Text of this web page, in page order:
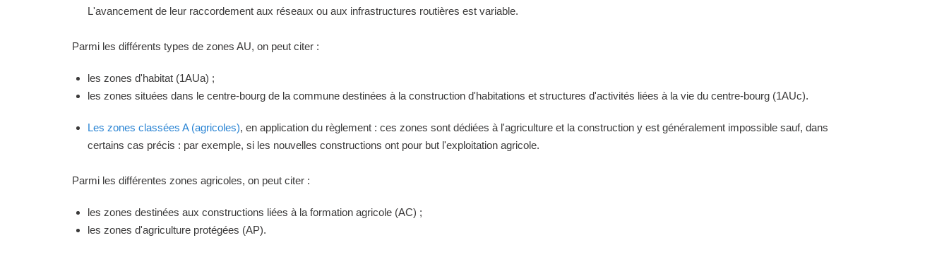
L'avancement de leur raccordement aux réseaux ou aux infrastructures routières est variable.
Parmi les différents types de zones AU, on peut citer :
les zones d'habitat (1AUa) ;
les zones situées dans le centre-bourg de la commune destinées à la construction d'habitations et structures d'activités liées à la vie du centre-bourg (1AUc).
Les zones classées A (agricoles), en application du règlement : ces zones sont dédiées à l'agriculture et la construction y est généralement impossible sauf, dans
certains cas précis : par exemple, si les nouvelles constructions ont pour but l'exploitation agricole.
Parmi les différentes zones agricoles, on peut citer :
les zones destinées aux constructions liées à la formation agricole (AC) ;
les zones d'agriculture protégées (AP).